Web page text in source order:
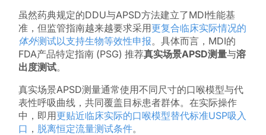
虽然药典规定的DDU与APSD方法建立了MDI性能基
准，但监管指南越来越要求采用更复合临床实际情况的
体外测试以支持生物等效性申报。具体而言，MDI的
FDA产品特定指南 (PSG) 推荐真实场景APSD测量与溶
出度测试。
真实场景APSD测量通常使用不同尺寸的口喉模型与代
表性呼吸曲线，共同覆盖目标患者群体。在实际操作
中，即用更贴近临床实际的口喉模型替代标准USP吸入
口 ， 脱离恒定流量测试条件。